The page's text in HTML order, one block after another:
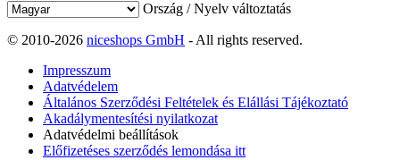
Ország / Nyelv változtatás
© 2010-2026 niceshops GmbH - All rights reserved.
Impresszum
Adatvédelem
Általános Szerződési Feltételek és Elállási Tájékoztató
Akadálymentesítési nyilatkozat
Adatvédelmi beállítások
Előfizetéses szerződés lemondása itt